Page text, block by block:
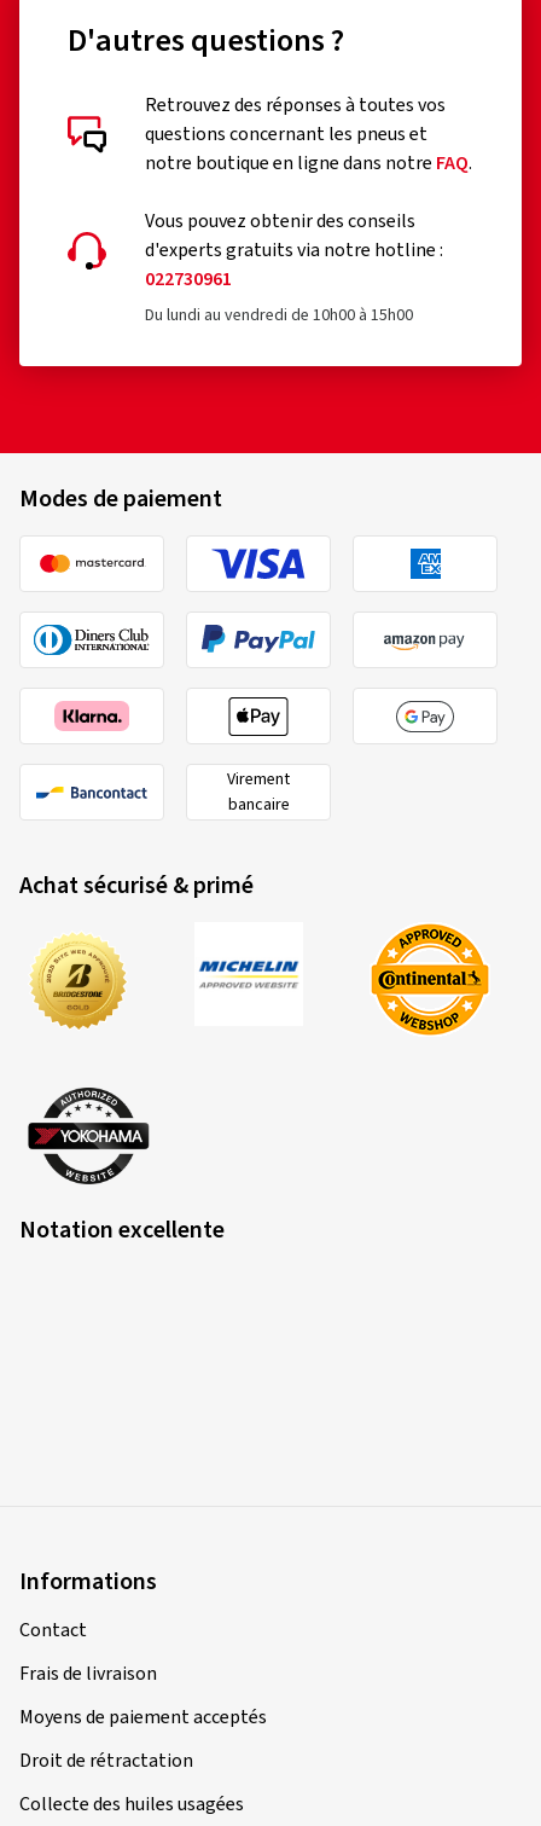
D'autres questions ?
Retrouvez des réponses à toutes vos
questions concernant les pneus et
notre boutique en ligne dans notre FAQ.
Vous pouvez obtenir des conseils
d'experts gratuits via notre hotline :
022730961
Du lundi au vendredi de 10h00 à 15h00
Modes de paiement
Virement
bancaire
Achat sécurisé & primé
Notation excellente
Informations
Contact
Frais de livraison
Moyens de paiement acceptés
Droit de rétractation
Collecte des huiles usagées